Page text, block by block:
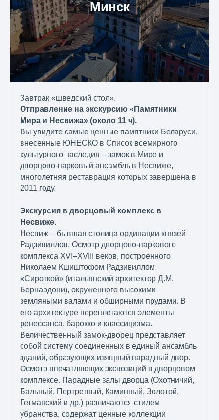
Минск
Завтрак «шведский стол».
Отправление на экскурсию «Памятники
Мира и Несвижа» (около 11 ч).
Вы увидите самые ценные памятники Беларуси,
внесенные ЮНЕСКО в Список всемирного
культурного наследия – замок в Мире и
дворцово-парковый ансамбль в Несвиже,
многолетняя реставрация которых завершена в
2011 году.
Экскурсия в дворцовый комплекс в
Несвиже.
Несвиж – бывшая столица ординации князей
Радзивиллов. Осмотр дворцово-паркового
комплекса XVI–XVIII веков, построенного
Николаем Кшиштофом Радзивиллом
«Сироткой» (итальянский архитектор Д.М.
Бернардони), окруженного высокими
земляными валами и обширными прудами. В
его архитектуре переплетаются элементы
ренессанса, барокко и классицизма.
Величественный замок-дворец представляет
собой систему соединенных в единый ансамбль
зданий, образующих изящный парадный двор.
Осмотр впечатляющих экспозиций в дворцовом
комплексе. Парадные залы дворца (Охотничий,
Бальный, Портретный, Каминный, Золотой,
Гетманский и др.) различаются стилем
убранства, содержат ценные коллекции